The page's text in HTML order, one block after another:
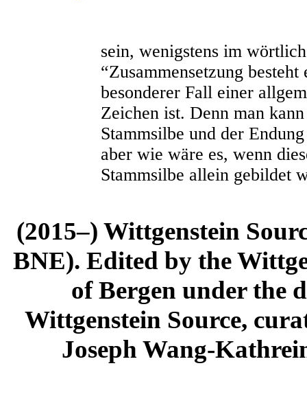
sein, wenigstens im
“Zusammensetzung
besonderer Fall einer
Zeichen ist. Denn man
Stammsilbe und der
aber wie wäre es, wenn
Stammsilbe allein gebildet
(2015–) Wittgenstein
BNE). Edited by the
of Bergen under the
Wittgenstein Source,
Joseph Wang-